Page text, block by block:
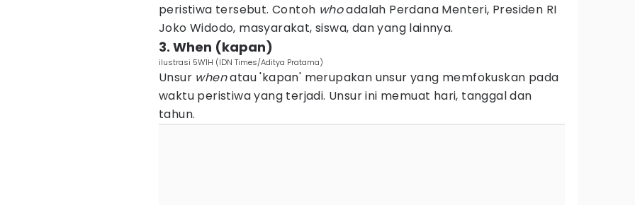
peristiwa tersebut. Contoh whoadalah Perdana Menteri, Presiden RI
Joko Widodo, masyarakat, siswa, dan yang lainnya.
3. When (kapan)
ilustrasi 5W1H (IDN Times/Aditya Pratama)
Unsur whenatau 'kapan' merupakan unsur yang memfokuskan pada
waktu peristiwa yang terjadi. Unsur ini memuat hari, tanggal dan
tahun.